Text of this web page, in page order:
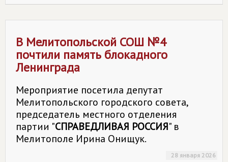
В Мелитопольской СОШ №4
почтили память блокадного
Ленинграда
Мероприятие посетила депутат
Мелитопольского городского совета,
председатель местного отделения
партии "СПРАВЕДЛИВАЯ РОССИЯ" в
Мелитополе Ирина Онищук.
28 января 2026